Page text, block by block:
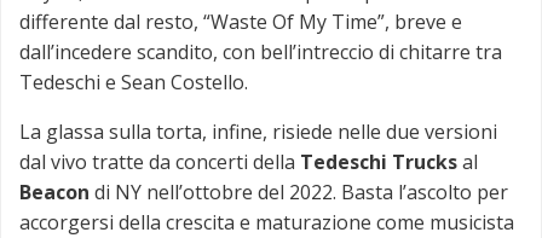
differente dal resto, “Waste Of My Time”, breve e
dall’incedere scandito, con bell’intreccio di chitarre tra
Tedeschi e Sean Costello.
La glassa sulla torta, infine, risiede nelle due versioni
dal vivo tratte da concerti della Tedeschi Trucksal
Beacon di NY nell’ottobre del 2022. Basta l’ascolto per
accorgersi della crescita e maturazione come musicista